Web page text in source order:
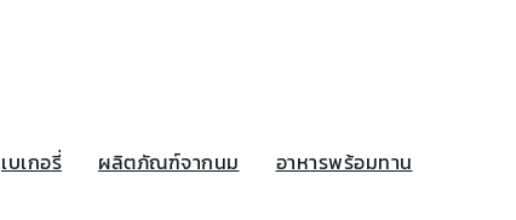
เบเกอรี่ ผลิตภัณฑ์จากนม
อาหารพร้อมทาน